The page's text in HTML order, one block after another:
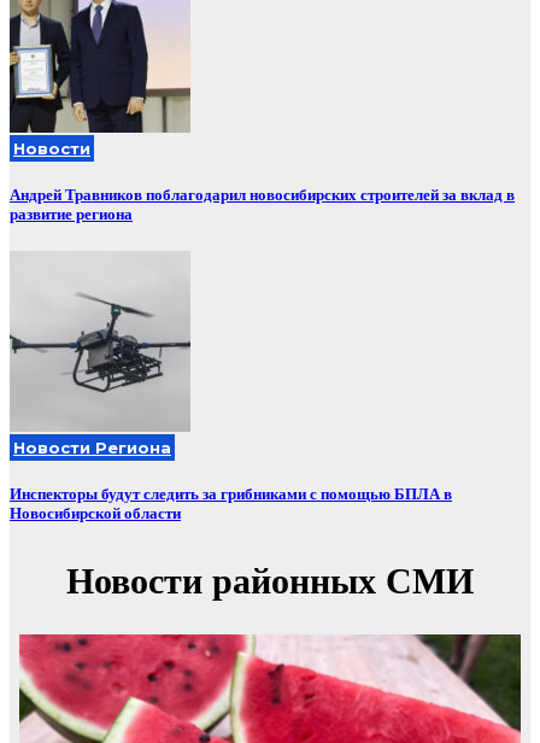
Новости
Андрей Травников поблагодарил новосибирских строителей за вклад в
развитие региона
Новости Региона
Инспекторы будут следить за грибниками с помощью БПЛА в
Новосибирской области